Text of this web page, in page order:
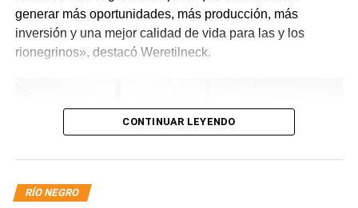
generar más oportunidades, más producción, más
inversión y una mejor calidad de vida para las y los
rionegrinos», destacó Weretilneck.
CONTINUAR LEYENDO
RÍO NEGRO